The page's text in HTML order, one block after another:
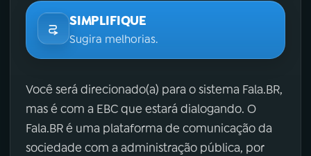
SIMPLIFIQUE
Sugira melhorias.
Você será direcionado(a) para o sistema Fala.BR,
mas é com a EBC que estará dialogando. O
Fala.BR é uma plataforma de comunicação da
sociedade com a administração pública, por